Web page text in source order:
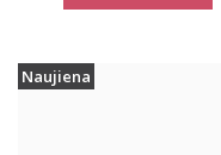
Naujiena